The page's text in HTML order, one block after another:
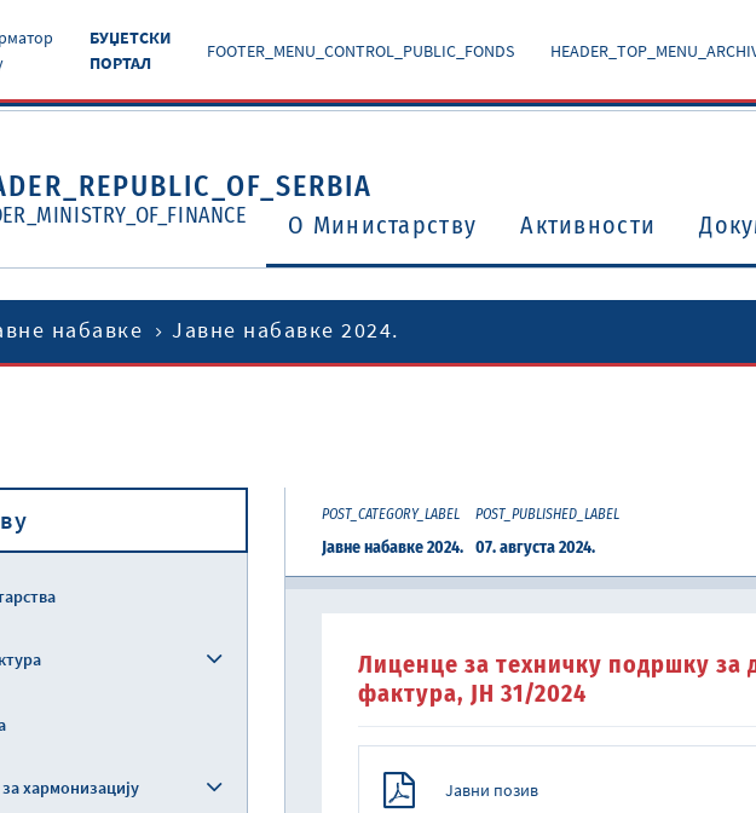
БУЏЕТСКИ
ПОРТАЛ
FOOTER_MENU_CONTROL_PUBLIC_FONDS
O Министарству Активности
набавке Јавне набавке 2024.
хармонизацију
POST_CATEGORY_LABEL
Јавне набавке 2024.
POST_PUBLISHED_LABEL
07. августа 2024.
Лиценце за техничку подршку за
фактура, ЈН 31/2024
Јавни позив